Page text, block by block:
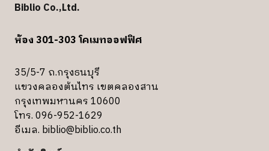
Biblio Co.,Ltd.
ห้อง 301-303 โคเมทออฟฟิศ
35/5-7 ถ.กรุงธนบุรี
แขวงคลองต้นไทร เขตคลองสาน
กรุงเทพมหานคร 10600
โทร. 096-952-1629
อีเมล. biblio@biblio.co.th